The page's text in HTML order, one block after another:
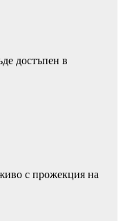
достъпен в
с прожекция на